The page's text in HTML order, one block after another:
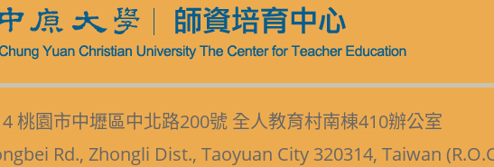
桃園市中壢區中北路200號 全人教育村南棟410辦公室
Rd., Zhongli Dist., Taoyuan City 320314, Taiwan